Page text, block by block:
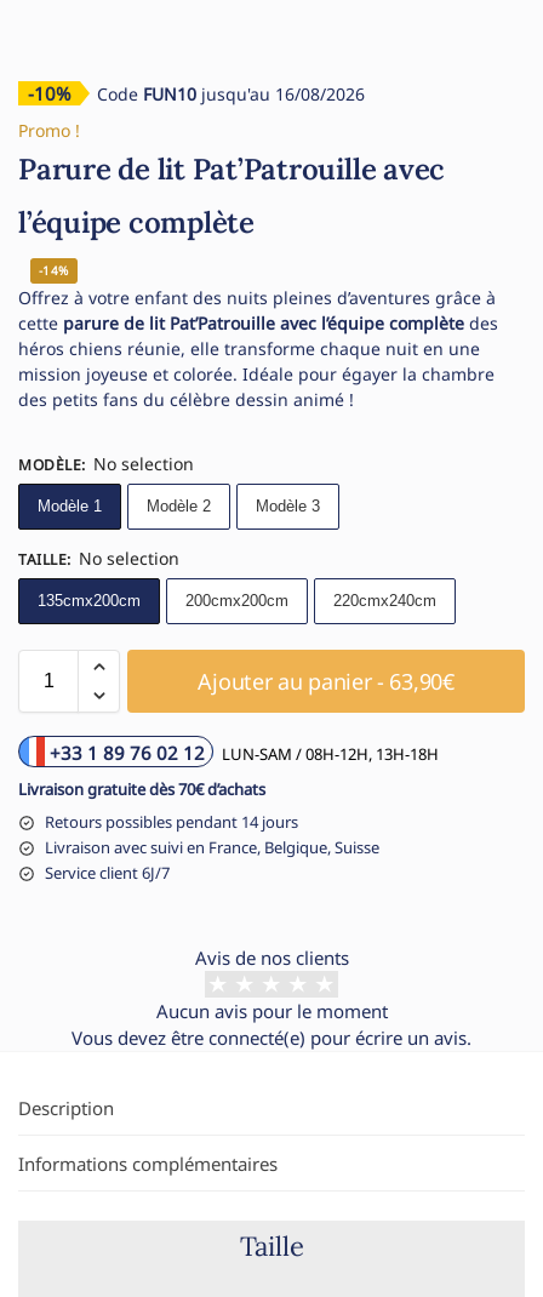
-10% Code FUN10 jusqu'au 16/08/2026
Promo !
Parure de lit Pat’Patrouille avec
l’équipe complète
-14%
Offrez à votre enfant des nuits pleines d’aventures grâce à
cette parure de lit Pat’Patrouille avec l’équipe complète des
héros chiens réunie, elle transforme chaque nuit en une
mission joyeuse et colorée. Idéale pour égayer la chambre
des petits fans du célèbre dessin animé !
MODÈLE: No selection
Modèle 1 Modèle 2 Modèle 3
TAILLE: No selection
135cmx200cm 200cmx200cm 220cmx240cm
Ajouter au panier - 63,90€
+33 1 89 76 02 12
LUN-SAM / 08H-12H, 13H-18H
Livraison gratuite dès 70€ d’achats
Retours possibles pendant 14 jours
Livraison avec suivi en France, Belgique, Suisse
Service client 6J/7
Avis de nos clients
Aucun avis pour le moment
Vous devez être connecté(e) pour écrire un avis.
Description
Informations complémentaires
Taille